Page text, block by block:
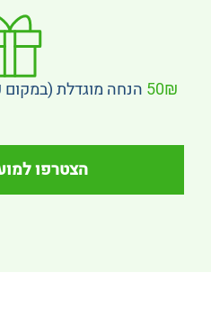
50₪ הנחה מוגדלת (במקום 15₪) בחודש יום ההולדת
הצטרפו